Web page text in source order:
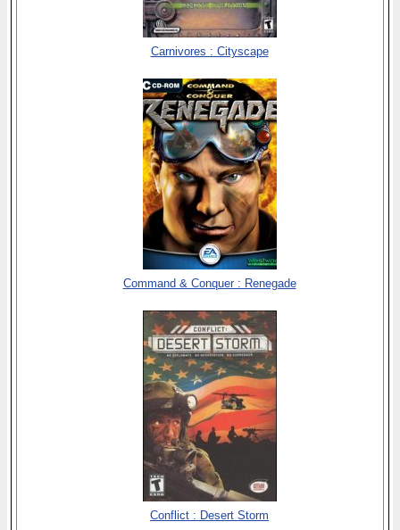
Carnivores : Cityscape
Command & Conquer : Renegade
Conflict : Desert Storm